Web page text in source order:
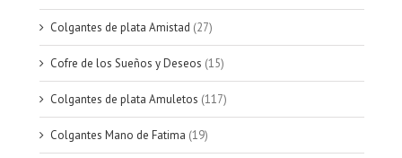
Colgantes de plata Amistad (27)
Cofre de los Sueños y Deseos (15)
Colgantes de plata Amuletos (117)
Colgantes Mano de Fatima (19)